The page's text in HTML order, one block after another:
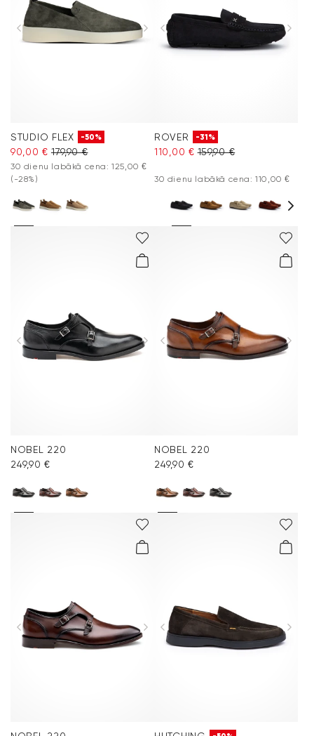
STUDIO FLEX -50%
90,00 € 179,90 €
30 dienu labākā cena: 125,00 €
(-28%)
ROVER -31%
110,00 € 159,90 €
30 dienu labākā cena: 110,00 €
NOBEL 220
249,90 €
NOBEL 220
249,90 €